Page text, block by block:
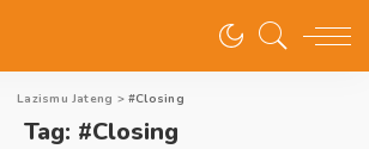
Lazismu Jateng >#Closing
Tag: #Closing